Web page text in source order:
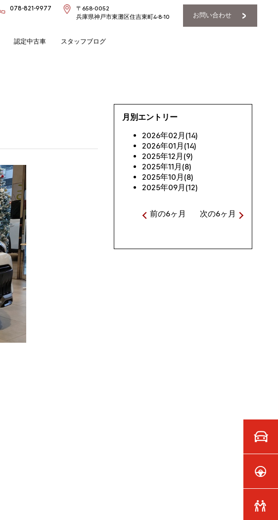
078-821-9977
〒658-0052
兵庫県神戸市東灘区住吉東町4-8-10
お問い合わせ
認定中古車 スタッフブログ
月別エントリー
2026年02月(14)
2026年01月(14)
2025年12月(9)
2025年11月(8)
2025年10月(8)
2025年09月(12)
前の6ヶ月 次の6ヶ月